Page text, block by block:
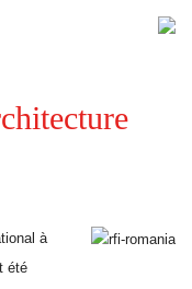
à
été